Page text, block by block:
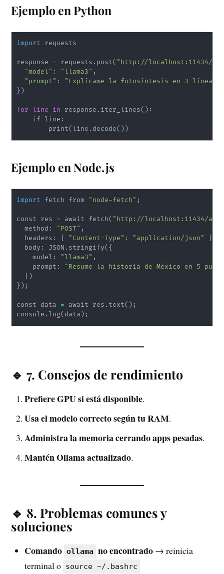
Ejemplo en Python
import requests
response = requests.post( "http://localhost:11434/
"model" : "llama3" ,
"prompt" :
"Explícame la fotosíntesis en 3 líneas"
} )
for line in response.iter_lines( ) :
if line:
        print
(line.decode( ))
Ejemplo en Node.js
import fetch from "node-fetch" ;
const res = await fetch( "http://localhost:11434/api/
  method:
"POST" ,
  headers:
{ "Content-Type" : "application/json" }
  body: JSON.stringify
( {
    model:
"llama3" ,
    prompt:
"Resume la historia de México en 5
} )
} ) ;
const data = await res.text( ) ;
console.log( data ) ;
🔹 7. Consejos de rendimiento
Prefiere GPU si está disponible.
Usa el modelo correcto según tu RAM.
Administra la memoria cerrando apps pesadas.
Mantén Ollama actualizado.
🔹 8. Problemas comunes y
soluciones
Comando ollama no encontrado → reinicia
terminal o source ~/.bashrc